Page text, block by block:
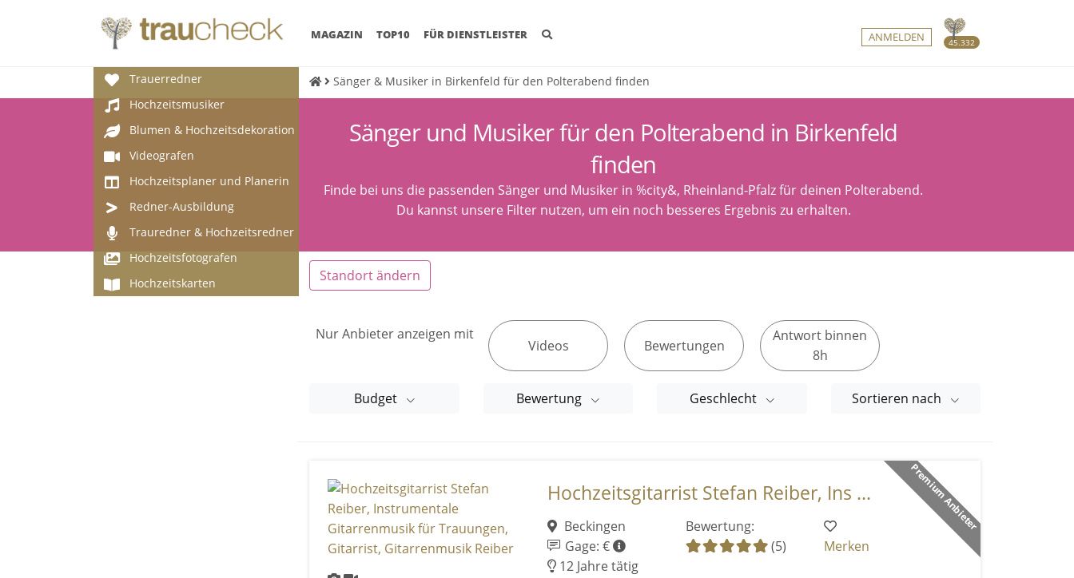
45.332
MAGAZIN (CURRENT)
TOP10 FÜR DIENSTLEISTER ANMELDEN
Trauerredner
Hochzeitsmusiker
Blumen & Hochzeitsdekoration
Videografen
Hochzeitsplaner und Planerin
Redner-Ausbildung
Trauredner & Hochzeitsredner
Hochzeitsfotografen
Hochzeitskarten
Sänger & Musiker in Birkenfeld für den Polterabend finden
Sänger und Musiker für den Polterabend in Birkenfeld
finden
Finde bei uns die passenden Sänger und Musiker in %city&, Rheinland-Pfalz für deinen Polterabend.
Du kannst unsere Filter nutzen, um ein noch besseres Ergebnis zu erhalten.
Standort ändern
Nur Anbieter anzeigen mit
Videos Bewertungen
Antwort binnen
8h
Budget Bewertung Geschlecht Sortieren nach
Premium Anbieter
Hochzeitsgitarrist Stefan Reiber, Ins ...
Beckingen
Gage: €
12 Jahre tätig
Bewertung:
(5)
Merken